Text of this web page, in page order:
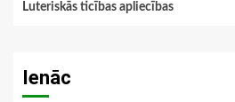
Luteriskās ticības apliecības
Ienāc